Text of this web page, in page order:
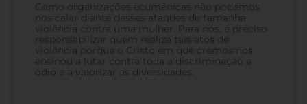
Como organizações ecumênicas não podemos
nos calar diante desses ataques de tamanha
violência contra uma mulher. Para nós, é preciso
responsabilizar quem realiza tais atos de
violência porque o Cristo em que cremos nos
ensinou a lutar contra toda a discriminação e
ódio e a valorizar as diversidades.